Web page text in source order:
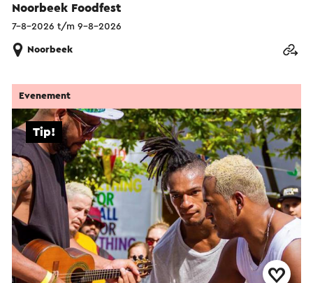
Noorbeek Foodfest
7-8-2026 t/m 9-8-2026
Noorbeek
Tip!
Evenement